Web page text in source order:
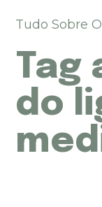
u
a
a
a
o
Tudo Sobre
Tag
do